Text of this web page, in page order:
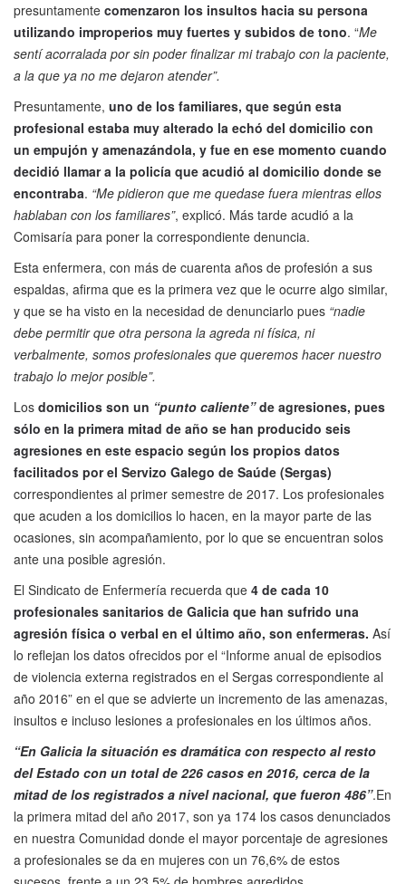
presuntamente comenzaron los insultos hacia su persona
utilizando improperios muy fuertes y subidos de tono. “Me
sentí acorralada por sin poder finalizar mi trabajo con la paciente,
a la que ya no me dejaron atender”.
Presuntamente, uno de los familiares, que según esta
profesional estaba muy alterado la echó del domicilio con
un empujón y amenazándola, y fue en ese momento cuando
decidió llamar a la policía que acudió al domicilio donde se
encontraba. “Me pidieron que me quedase fuera mientras ellos
hablaban con los familiares”, explicó. Más tarde acudió a la
Comisaría para poner la correspondiente denuncia.
Esta enfermera, con más de cuarenta años de profesión a sus
espaldas, afirma que es la primera vez que le ocurre algo similar,
y que se ha visto en la necesidad de denunciarlo pues “nadie
debe permitir que otra persona la agreda ni física, ni
verbalmente, somos profesionales que queremos hacer nuestro
trabajo lo mejor posible”.
Los domicilios son un “punto caliente”de agresiones, pues
sólo en la primera mitad de año se han producido seis
agresiones en este espacio según los propios datos
facilitados por el Servizo Galego de Saúde (Sergas)
correspondientes al primer semestre de 2017. Los profesionales
que acuden a los domicilios lo hacen, en la mayor parte de las
ocasiones, sin acompañamiento, por lo que se encuentran solos
ante una posible agresión.
El Sindicato de Enfermería recuerda que 4 de cada 10
profesionales sanitarios de Galicia que han sufrido una
agresión física o verbal en el último año, son enfermeras. Así
lo reflejan los datos ofrecidos por el “Informe anual de episodios
de violencia externa registrados en el Sergas correspondiente al
año 2016” en el que se advierte un incremento de las amenazas,
insultos e incluso lesiones a profesionales en los últimos años.
“En Galicia la situación es dramática con respecto al resto
del Estado con un total de 226 casos en 2016, cerca de la
mitad de los registrados a nivel nacional, que fueron 486”.En
la primera mitad del año 2017, son ya 174 los casos denunciados
en nuestra Comunidad donde el mayor porcentaje de agresiones
a profesionales se da en mujeres con un 76,6% de estos